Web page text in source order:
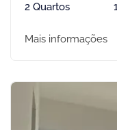
2 Quartos
Mais informações